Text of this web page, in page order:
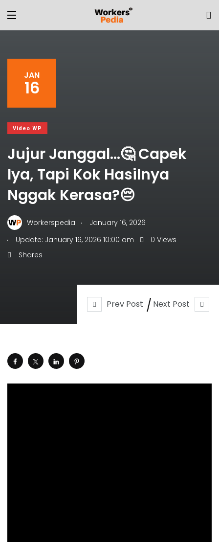
Prev Post Next Post
JAN
16
Video WP
Jujur Janggal…🤔 Capek
Iya, Tapi Kok Hasilnya
Nggak Kerasa?😔
Workerspedia .
January 16, 2026
.
Update: January 16, 2026 10:00 am
0 Views
Shares